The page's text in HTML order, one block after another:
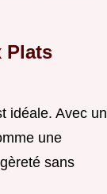
Plats
idéale. Avec un
une
sans